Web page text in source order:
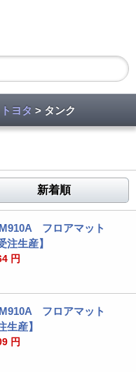
トヨタ > タンク
新着順
フロアマット
注生産】
円
フロアマット
生産】
円